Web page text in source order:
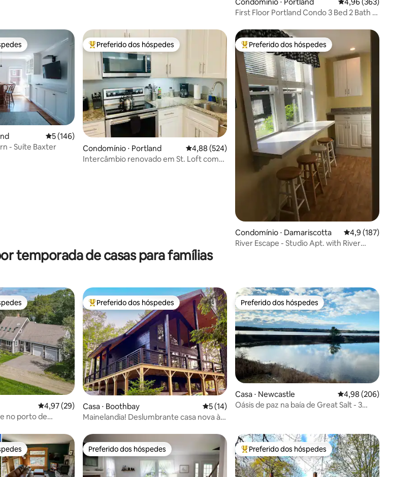
First Floor Portland Condo 3 Bed 2 Bath +
avaliações
dos hóspedes
5 de uma avaliação média de 5, 146 avaliações
5 (146)
- Suíte Baxter
Entre os melhores preferidos dos hóspedes
Preferido dos hóspedes
Condomínio ⋅ Portland 4,88 de uma avaliação média de 5, 524 avaliações
4,88 (524)
Intercâmbio renovado em St. Loft com
Entre os melhores preferidos dos hóspedes
Preferido dos hóspedes
Condomínio ⋅ Damariscotta 4,9 de uma avaliação
4,9 (187)
River Escape - Studio Apt. with River
temporada de casas para famílias
avaliações
dos hóspedes
4,97 de uma avaliação média de 5, 29 avaliações
4,97 (29)
no porto de
Entre os melhores preferidos dos hóspedes
Preferido dos hóspedes
Casa ⋅ Boothbay 5 de uma avaliação média de 5, 14 avaliações
5 (14)
Mainelandia! Deslumbrante casa nova à
Preferido dos hóspedes
Preferido dos hóspedes
Casa ⋅ Newcastle 4,98 de uma avaliação
4,98 (206)
Oásis de paz na baía de Great Salt - 3
dos hóspedes Preferido dos hóspedes
Preferido dos hóspedes Entre os melhores preferidos dos hóspedes
Preferido dos hóspedes